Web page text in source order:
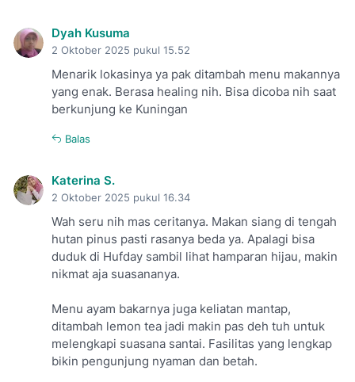
Dyah Kusuma
2 Oktober 2025 pukul 15.52
Menarik lokasinya ya pak ditambah menu makannya
yang enak. Berasa healing nih. Bisa dicoba nih saat
berkunjung ke Kuningan
Balas
Katerina S.
2 Oktober 2025 pukul 16.34
Wah seru nih mas ceritanya. Makan siang di tengah
hutan pinus pasti rasanya beda ya. Apalagi bisa
duduk di Hufday sambil lihat hamparan hijau, makin
nikmat aja suasananya.
Menu ayam bakarnya juga keliatan mantap,
ditambah lemon tea jadi makin pas deh tuh untuk
melengkapi suasana santai. Fasilitas yang lengkap
bikin pengunjung nyaman dan betah.